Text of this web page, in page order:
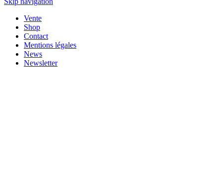
Vente
Shop
Contact
Mentions légales
News
Newsletter